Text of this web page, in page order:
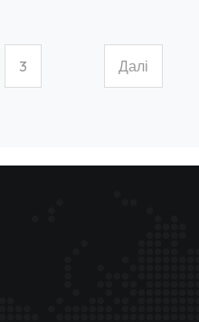
3 Далі